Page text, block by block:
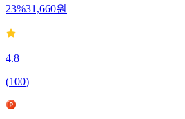
23%31,660원
4.8
(100)